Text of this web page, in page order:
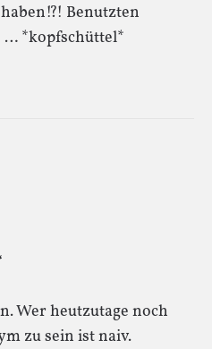
Benutzten
… *kopfschüttel*
Wer heutzutage noch
zu sein ist naiv.